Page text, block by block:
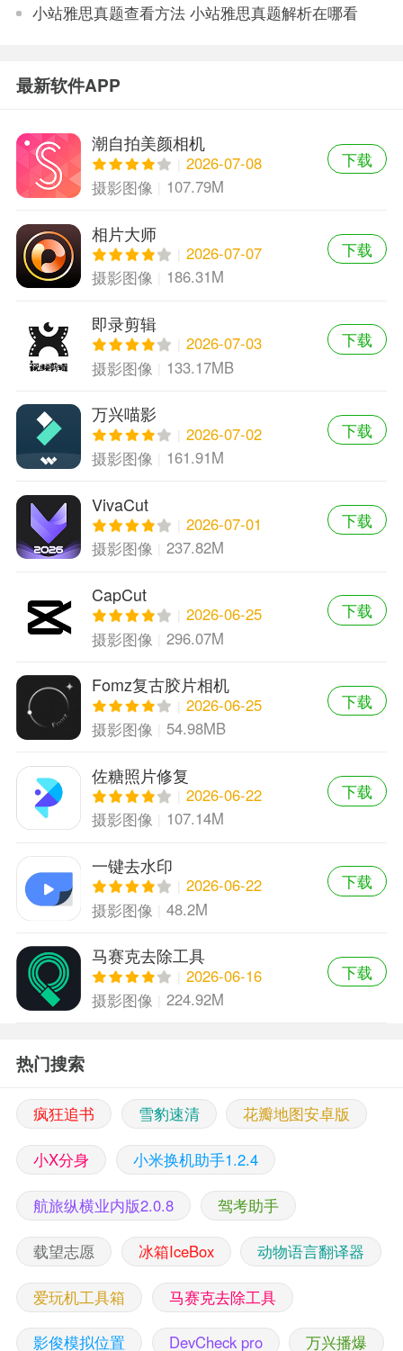
小站雅思真题查看方法 小站雅思真题解析在哪看
最新软件APP
潮自拍美颜相机
2026-07-08
摄影图像
107.79M
下载
相片大师
2026-07-07
摄影图像
186.31M
下载
即录剪辑
2026-07-03
摄影图像
133.17MB
下载
万兴喵影
2026-07-02
摄影图像
161.91M
下载
VivaCut
2026-07-01
摄影图像
237.82M
下载
CapCut
2026-06-25
摄影图像
296.07M
下载
Fomz复古胶片相机
2026-06-25
摄影图像
54.98MB
下载
佐糖照片修复
2026-06-22
摄影图像
107.14M
下载
一键去水印
2026-06-22
摄影图像
48.2M
下载
马赛克去除工具
2026-06-16
摄影图像
224.92M
下载
热门搜索
疯狂追书 雪豹速清 花瓣地图安卓版
小X分身 小米换机助手1.2.4
航旅纵横业内版2.0.8 驾考助手
载望志愿 冰箱IceBox 动物语言翻译器
爱玩机工具箱 马赛克去除工具
影俊模拟位置 DevCheck pro 万兴播爆